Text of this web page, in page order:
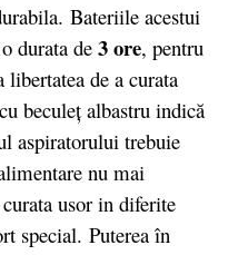
Bateriile acestui
durata de 3 ore, pentru
de a curata
beculeţ albastru indică
aspiratorului trebuie
nu mai
usor in diferite
special. Puterea în